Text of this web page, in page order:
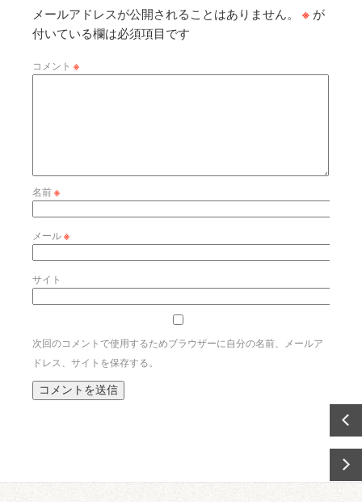
メールアドレスが公開されることはありません。 ※ が
付いている欄は必須項目です
コメント ※
名前※
メール※
サイト
次回のコメントで使用するためブラウザーに自分の名前、メールア
ドレス、サイトを保存する。